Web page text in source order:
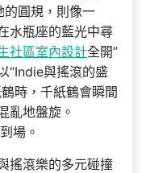
的圓規，則像一
水瓶座的藍光中尋
社區室內設計全開”
“Indie與搖滾的盛
時，千紙鶴會瞬間
亂地盤旋。
場。
搖滾樂的多元碰撞